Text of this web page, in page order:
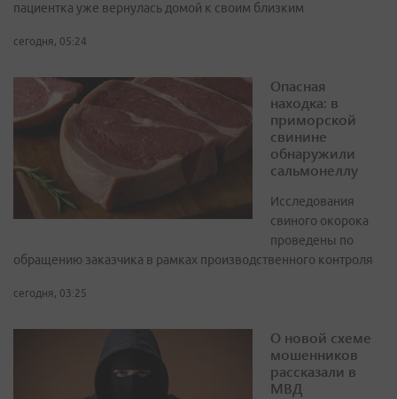
пациентка уже вернулась домой к своим близким
сегодня, 05:24
Опасная
находка: в
приморской
свинине
обнаружили
сальмонеллу
Исследования
свиного окорока
проведены по
обращению заказчика в рамках производственного контроля
сегодня, 03:25
О новой схеме
мошенников
рассказали в
МВД